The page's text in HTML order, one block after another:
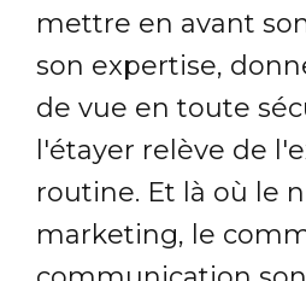
mettre en avant
son expertise,
de vue en toute
l'étayer relève de
routine. Et là où le
marketing, le